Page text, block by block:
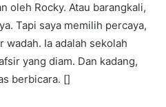
oleh Rocky. Atau barangkali,
Tapi saya memilih percaya,
wadah. Ia adalah sekolah
yang diam. Dan kadang,
berbicara. []